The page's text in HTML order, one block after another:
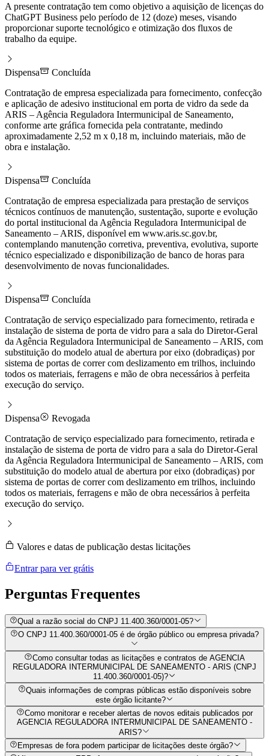
A presente contratação tem como objetivo a aquisição de licenças do
ChatGPT Business pelo período de 12 (doze) meses, visando
proporcionar suporte tecnológico e otimização dos fluxos de
trabalho da equipe.
Dispensa
Concluída
Contratação de empresa especializada para fornecimento, confecção
e aplicação de adesivo institucional em porta de vidro da sede da
ARIS – Agência Reguladora Intermunicipal de Saneamento,
conforme arte gráfica fornecida pela contratante, medindo
aproximadamente 2,52 m x 0,18 m, incluindo materiais, mão de
obra e instalação.
Dispensa
Concluída
Contratação de empresa especializada para prestação de serviços
técnicos contínuos de manutenção, sustentação, suporte e evolução
do portal institucional da Agência Reguladora Intermunicipal de
Saneamento – ARIS, disponível em www.aris.sc.gov.br,
contemplando manutenção corretiva, preventiva, evolutiva, suporte
técnico especializado e disponibilização de banco de horas para
desenvolvimento de novas funcionalidades.
Dispensa
Concluída
Contratação de serviço especializado para fornecimento, retirada e
instalação de sistema de porta de vidro para a sala do Diretor-Geral
da Agência Reguladora Intermunicipal de Saneamento – ARIS, com
substituição do modelo atual de abertura por eixo (dobradiças) por
sistema de portas de correr com deslizamento em trilhos, incluindo
todos os materiais, ferragens e mão de obra necessários à perfeita
execução do serviço.
Dispensa
Revogada
Contratação de serviço especializado para fornecimento, retirada e
instalação de sistema de porta de vidro para a sala do Diretor-Geral
da Agência Reguladora Intermunicipal de Saneamento – ARIS, com
substituição do modelo atual de abertura por eixo (dobradiças) por
sistema de portas de correr com deslizamento em trilhos, incluindo
todos os materiais, ferragens e mão de obra necessários à perfeita
execução do serviço.
Valores e datas de publicação destas licitações
Entrar para ver grátis
Perguntas Frequentes
Qual a razão social do CNPJ 11.400.360/0001-05?
O CNPJ 11.400.360/0001-05 é de órgão público ou empresa privada?
Como consultar todas as licitações e contratos de AGENCIA
REGULADORA INTERMUNICIPAL DE SANEAMENTO - ARIS (CNPJ
11.400.360/0001-05)?
Quais informações de compras públicas estão disponíveis sobre
este órgão licitante?
Como monitorar e receber alertas de novos editais publicados por
AGENCIA REGULADORA INTERMUNICIPAL DE SANEAMENTO -
ARIS?
Empresas de fora podem participar de licitações deste órgão?